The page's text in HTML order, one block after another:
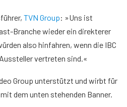
TVN Group: »Uns ist
Branche wieder ein direkterer
also hinfahren, wenn die IBC
vertreten sind.«
Group unterstützt und wirbt für
dem unten stehenden Banner.